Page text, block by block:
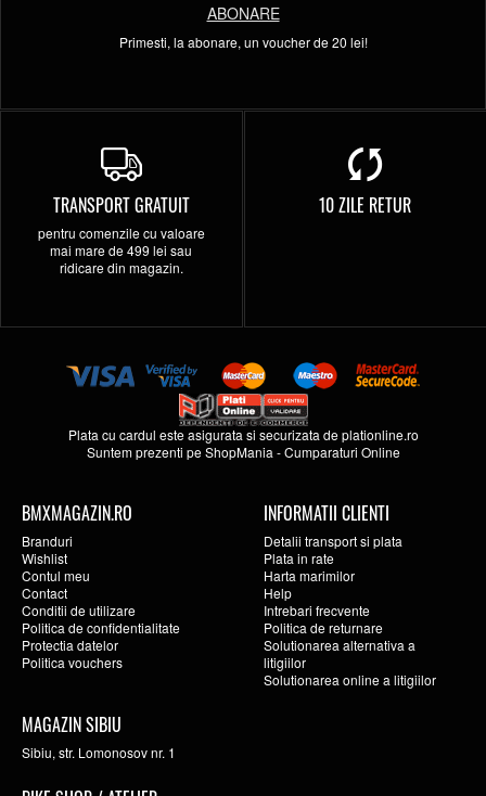
ABONARE
Primesti, la abonare, un voucher de 20 lei!
TRANSPORT GRATUIT
pentru comenzile cu valoare
mai mare de 499 lei sau
ridicare din magazin.
10 ZILE RETUR
Plata cu cardul este asigurata si securizata deplationline.ro
Suntem prezenti peShopMania -Cumparaturi Online
BMXMAGAZIN.RO
Branduri
Wishlist
Contul meu
Contact
Conditii de utilizare
Politica de confidentialitate
Protectia datelor
Politica vouchers
INFORMATII CLIENTI
Detalii transport si plata
Plata in rate
Harta marimilor
Help
Intrebari frecvente
Politica de returnare
Solutionarea alternativa a
litigiilor
Solutionarea online a litigiilor
MAGAZIN SIBIU
Sibiu, str. Lomonosov nr. 1